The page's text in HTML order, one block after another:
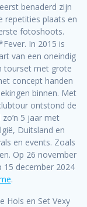
benaderd zijn
repetities plaats en
fotoshoots.
In 2015 is
van een oneindig
tourset met grote
concept handen
binnen. Met
ontstond de
5 jaar met
Duitsland en
en events. Zoals
Op 26 november
15 december 2024
.
Hols en Set Vexy